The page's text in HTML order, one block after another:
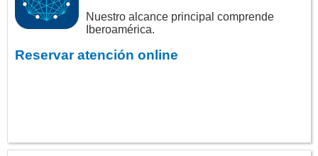
Nuestro alcance principal comprende
Iberoamérica.
Reservar atención online